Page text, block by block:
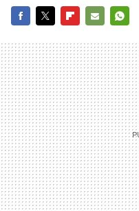
MAIL